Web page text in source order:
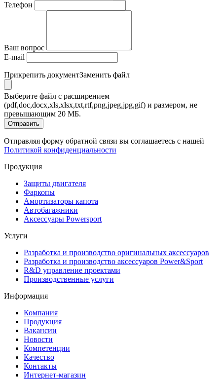
Телефон
Ваш вопрос
E-mail
Прикрепить документЗаменить файл
Выберите файл с расширением
(pdf,doc,docx,xls,xlsx,txt,rtf,png,jpeg,jpg,gif) и размером, не
превышающим 20 МБ.
Отправить
Отправляя форму обратной связи вы соглашаетесь с нашей
Политикой конфиденциальности
Продукция
Защиты двигателя
Фаркопы
Амортизаторы капота
Автобагажники
Аксессуары Powersport
Услуги
Разработка и производство оригинальных аксессуаров
Разработка и производство аксессуаров Power&Sport
R&D управление проектами
Производственные услуги
Информация
Компания
Продукция
Вакансии
Новости
Компетенции
Качество
Контакты
Интернет-магазин